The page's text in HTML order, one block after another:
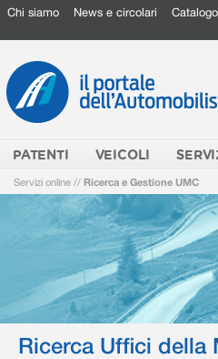
Chi siamo News e circolari
PATENTI VEICOLI
Servizi online // Ricerca e Gestione UMC
Ricerca Uffici della